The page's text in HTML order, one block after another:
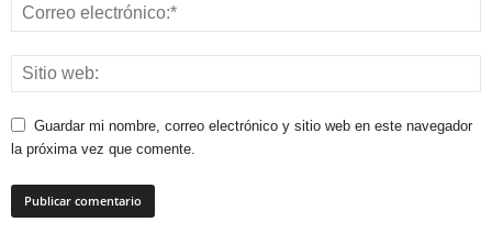
Guardar mi nombre, correo electrónico y sitio web en este navegador
la próxima vez que comente.